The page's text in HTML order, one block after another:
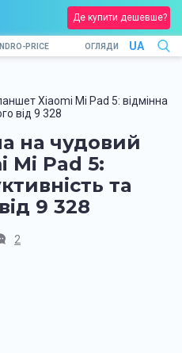
Де купити дешевше?
PRICE ОГЛЯДИ UA
Xiaomi Mi Pad 5: відмінна
від 9 328
на чудовий
Mi Pad 5:
та
9 328
2